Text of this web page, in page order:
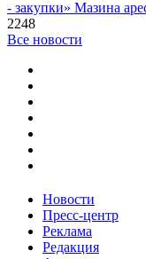
- закупки» Мазина
2248
Все новости
Новости
Пресс-центр
Реклама
Редакция